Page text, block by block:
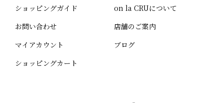
ショッピングガイド
お問い合わせ
マイアカウント
ショッピングカート
on la CRUについて
店舗のご案内
ブログ